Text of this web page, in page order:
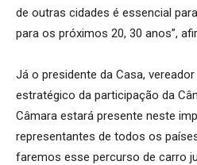
de outras cidades é essencial
para os próximos 20, 30 anos”,
Já o presidente da Casa,
estratégico da participação da
Câmara estará presente neste
representantes de todos os
faremos esse percurso de carro